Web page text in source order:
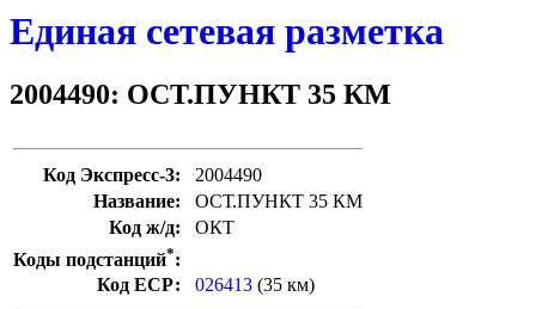
Единая сетевая разметка
2004490: ОСТ.ПУНКТ 35 КМ
Код Экспресс-3:
2004490
Название:
ОСТ.ПУНКТ 35 КМ
Код ж/д:
ОКТ
Коды подстанций*:
Код ЕСР:
026413 (35 км)